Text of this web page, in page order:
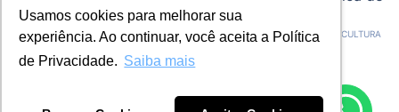
Usamos cookies para melhorar sua
experiência. Ao continuar, você aceita a Política
de Privacidade. Saiba mais
Privacidade
CNPJ: 92.238.914/0001-03 - ASSOCIAÇÃO PELOTENSE DE ASSISTÊNCIA E CULTURA